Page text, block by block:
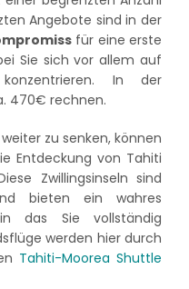
Angebote sind in der
für eine erste
Sie sich vor allem auf
konzentrieren. In der
470€ rechnen.
zu senken, können
Entdeckung von Tahiti
Zwillingsinseln sind
bieten ein wahres
in das Sie vollständig
werden hier durch
Tahiti-Moorea Shuttle